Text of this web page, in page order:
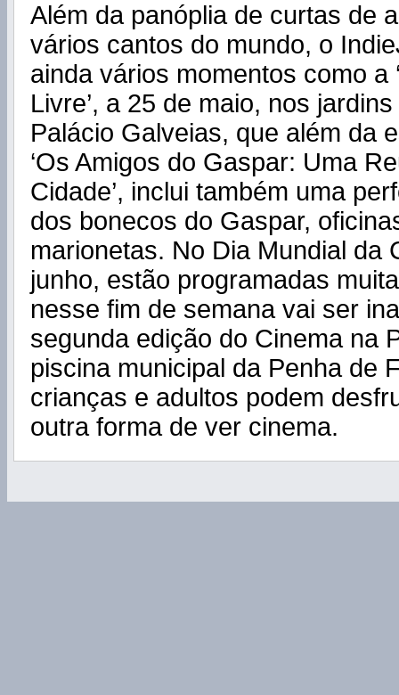
Além da panóplia de curtas de
vários cantos do mundo, o
ainda vários momentos como a
Livre’, a 25 de maio, nos
Palácio Galveias, que além da
‘Os Amigos do Gaspar: Uma
Cidade’, inclui também uma
dos bonecos do Gaspar,
marionetas. No Dia Mundial da
junho, estão programadas
nesse fim de semana vai ser
segunda edição do Cinema na
piscina municipal da Penha de
crianças e adultos podem
outra forma de ver cinema.